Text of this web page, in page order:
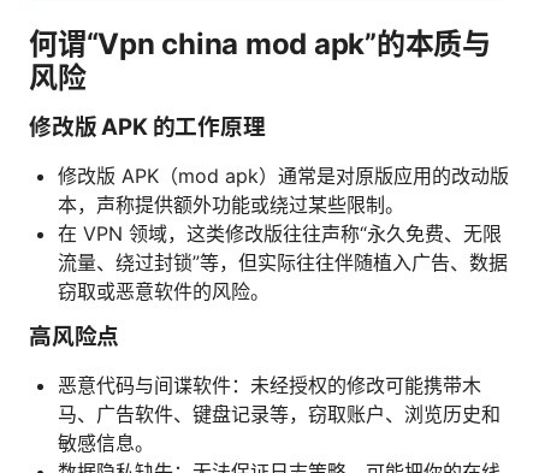
何谓“Vpn china mod apk”的本质与
风险
修改版 APK 的工作原理
修改版 APK（mod apk）通常是对原版应用的改动版
本，声称提供额外功能或绕过某些限制。
在 VPN 领域，这类修改版往往声称“永久免费、无限
流量、绕过封锁”等，但实际往往伴随植入广告、数据
窃取或恶意软件的风险。
高风险点
恶意代码与间谍软件：未经授权的修改可能携带木
马、广告软件、键盘记录等，窃取账户、浏览历史和
敏感信息。